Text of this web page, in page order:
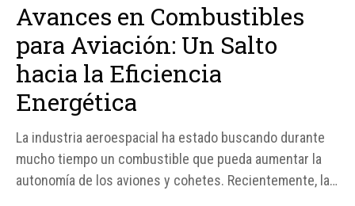
Avances en Combustibles
para Aviación: Un Salto
hacia la Eficiencia
Energética
La industria aeroespacial ha estado buscando durante
mucho tiempo un combustible que pueda aumentar la
autonomía de los aviones y cohetes. Recientemente, la